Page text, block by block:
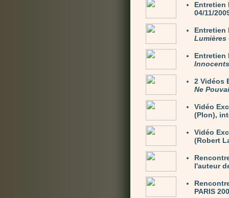
Entretien
04/11/
Entretien
Lumières
Entretien
2 Vidéos
Ne
Vidéo
(Plon),
Vidéo
(Robert
l'auteur
PARIS